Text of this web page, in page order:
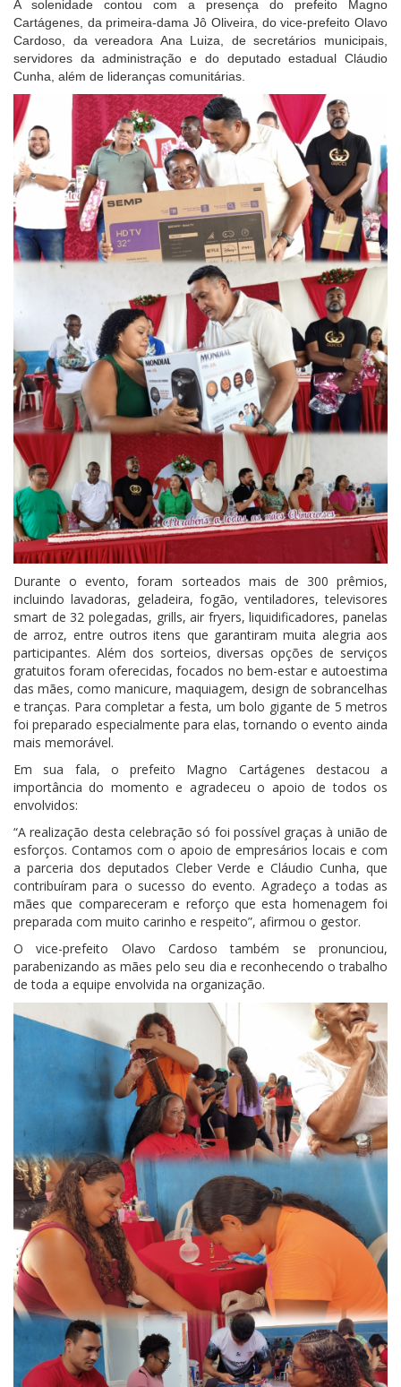
A solenidade contou com a presença do prefeito Magno
Cartágenes, da primeira-dama Jô Oliveira, do vice-prefeito Olavo
Cardoso, da vereadora Ana Luiza, de secretários municipais,
servidores da administração e do deputado estadual Cláudio
Cunha, além de lideranças comunitárias.
Durante o evento, foram sorteados mais de 300 prêmios,
incluindo lavadoras, geladeira, fogão, ventiladores, televisores
smart de 32 polegadas, grills, air fryers, liquidificadores, panelas
de arroz, entre outros itens que garantiram muita alegria aos
participantes. Além dos sorteios, diversas opções de serviços
gratuitos foram oferecidas, focados no bem-estar e autoestima
das mães, como manicure, maquiagem, design de sobrancelhas
e tranças. Para completar a festa, um bolo gigante de 5 metros
foi preparado especialmente para elas, tornando o evento ainda
mais memorável.
Em sua fala, o prefeito Magno Cartágenes destacou a
importância do momento e agradeceu o apoio de todos os
envolvidos:
“A realização desta celebração só foi possível graças à união de
esforços. Contamos com o apoio de empresários locais e com
a parceria dos deputados Cleber Verde e Cláudio Cunha, que
contribuíram para o sucesso do evento. Agradeço a todas as
mães que compareceram e reforço que esta homenagem foi
preparada com muito carinho e respeito”, afirmou o gestor.
O vice-prefeito Olavo Cardoso também se pronunciou,
parabenizando as mães pelo seu dia e reconhecendo o trabalho
de toda a equipe envolvida na organização.